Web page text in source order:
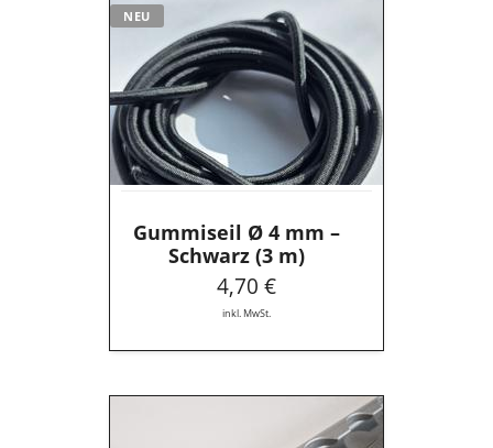
Gummiseil
4
mm
–
Schwarz
(3
NEU
Gummiseil Ø 4 mm –
Schwarz (3 m)
4,70 €
inkl. MwSt.